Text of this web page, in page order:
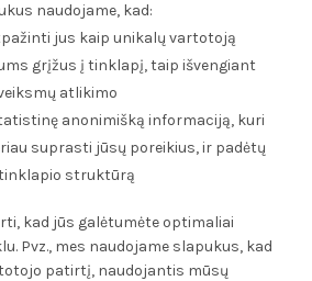
naudojame, kad:
jus kaip unikalų vartotoją
grįžus į tinklapį, taip išvengiant
atlikimo
anonimišką informaciją, kuri
suprasti jūsų poreikius, ir padėtų
struktūrą
kad jūs galėtumėte optimaliai
Pvz., mes naudojame slapukus, kad
patirtį, naudojantis mūsų